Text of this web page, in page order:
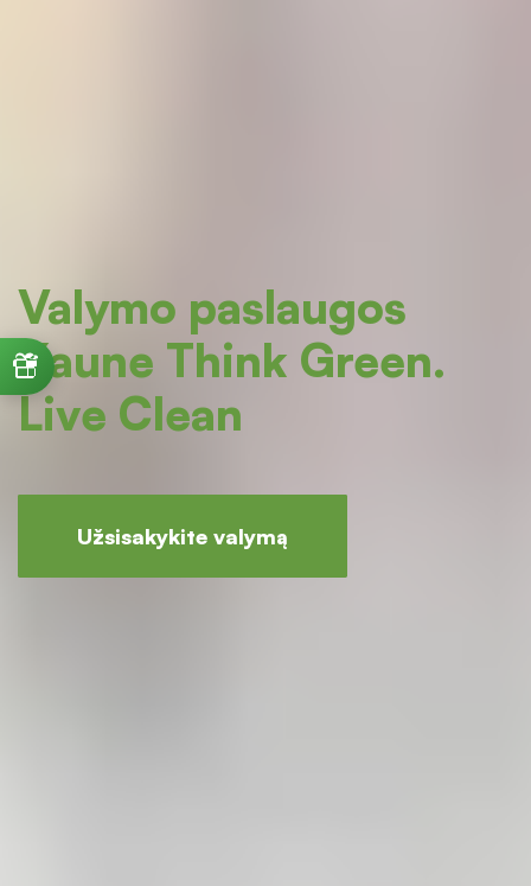
Valymo paslaugos
Kaune Think Green.
Live Clean
Užsisakykite valymą